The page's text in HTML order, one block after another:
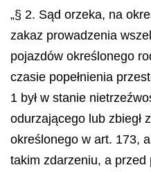
„§ 2. Sąd orzeka, na
zakaz prowadzenia
pojazdów określonego
czasie popełnienia
1 był w stanie
odurzającego lub zbiegł
określonego w art. 173,
takim zdarzeniu, a przed